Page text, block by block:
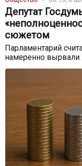
Депутат
сюжетом
Парламентарий
намеренно вырвали